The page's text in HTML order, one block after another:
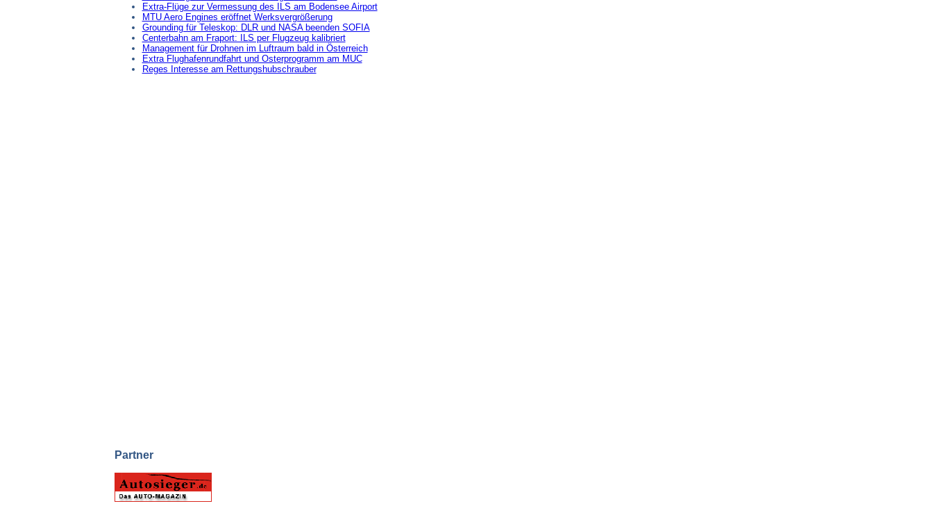
Extra-Flüge zur Vermessung des ILS am Bodensee Airport
MTU Aero Engines eröffnet Werksvergrößerung
Grounding für Teleskop: DLR und NASA beenden SOFIA
Centerbahn am Fraport: ILS per Flugzeug kalibriert
Management für Drohnen im Luftraum bald in Österreich
Extra Flughafenrundfahrt und Osterprogramm am MUC
Reges Interesse am Rettungshubschrauber
Partner